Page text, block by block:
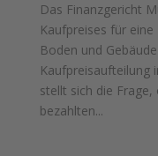
Das Finanzgericht
Kaufpreises für
Boden und
Kaufpreisaufteilung
stellt sich die
bezahlten...